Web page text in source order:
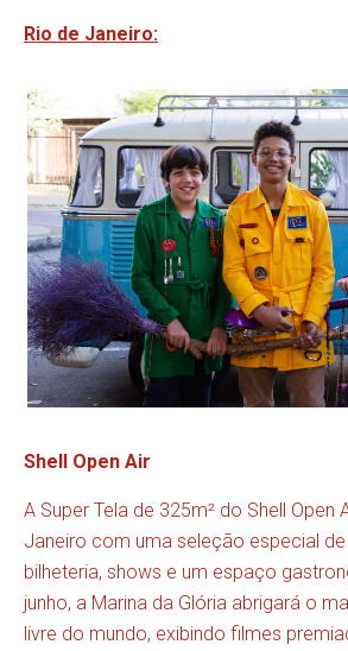
Rio de Janeiro:
Shell Open Air
A Super Tela de 325m² do Shell Open
Janeiro com uma seleção especial
bilheteria, shows e um espaço
junho, a Marina da Glória abrigará o
livre do mundo, exibindo filmes